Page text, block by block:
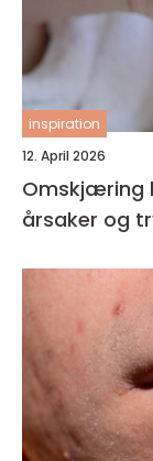
inspiration
12. April 2026
Omskjæring hva du bør vite om inngrepet,
årsaker og